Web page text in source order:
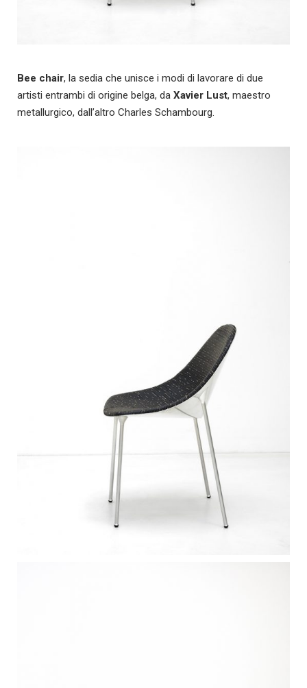
Bee chair, la sedia che unisce i modi di lavorare di due
artisti entrambi di origine belga, da Xavier Lust, maestro
metallurgico, dall’altro Charles Schambourg.